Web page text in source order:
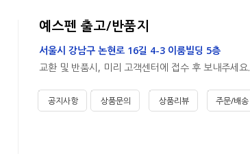
예스펜 출고/반품지
서울시 강남구 논현로 16길 4-3 이룸빌딩 5층
교환 및 반품시, 미리 고객센터에 접수 후 보내주세요.
공지사항 상품문의 상품리뷰 주문/배송